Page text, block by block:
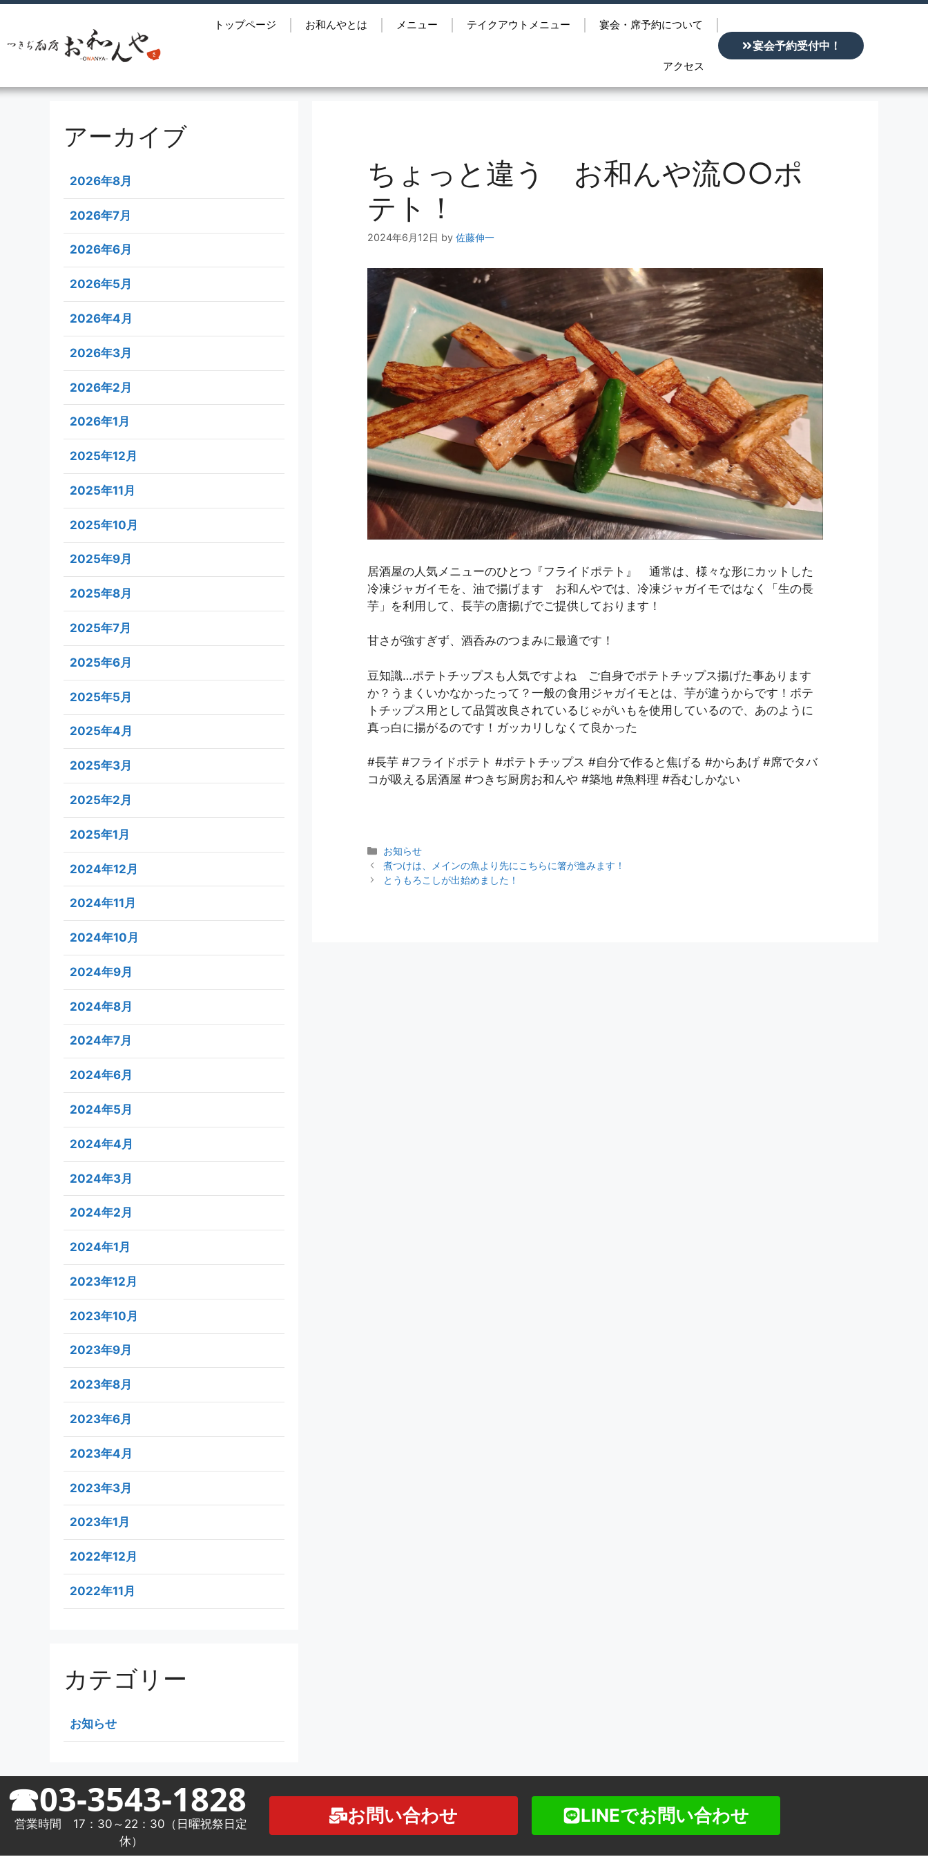
トップページ お和んやとは メニュー テイクアウトメニュー 宴会・席予約について
アクセス
宴会予約受付中！
ちょっと違う お和んや流○○ポ
テト！
2024年6月12日 by 佐藤伸一
居酒屋の人気メニューのひとつ『フライドポテト』 通常は、様々な形にカットした
冷凍ジャガイモを、油で揚げます お和んやでは、冷凍ジャガイモではなく「生の長
芋」を利用して、長芋の唐揚げでご提供しております！
甘さが強すぎず、酒呑みのつまみに最適です！
豆知識…ポテトチップスも人気ですよね ご自身でポテトチップス揚げた事あります
か？うまくいかなかったって？一般の食用ジャガイモとは、芋が違うからです！ポテ
トチップス用として品質改良されているじゃがいもを使用しているので、あのように
真っ白に揚がるのです！ガッカリしなくて良かった
#長芋 #フライドポテト #ポテトチップス #自分で作ると焦げる #からあげ #席でタバ
コが吸える居酒屋 #つきぢ厨房お和んや #築地 #魚料理 #呑むしかない
お知らせ
煮つけは、メインの魚より先にこちらに箸が進みます！
とうもろこしが出始めました！
アーカイブ
2026年8月
2026年7月
2026年6月
2026年5月
2026年4月
2026年3月
2026年2月
2026年1月
2025年12月
2025年11月
2025年10月
2025年9月
2025年8月
2025年7月
2025年6月
2025年5月
2025年4月
2025年3月
2025年2月
2025年1月
2024年12月
2024年11月
2024年10月
2024年9月
2024年8月
2024年7月
2024年6月
2024年5月
2024年4月
2024年3月
2024年2月
2024年1月
2023年12月
2023年10月
2023年9月
2023年8月
2023年6月
2023年4月
2023年3月
2023年1月
2022年12月
2022年11月
カテゴリー
お知らせ
☎03-3543-1828
営業時間 17：30～22：30（日曜祝祭日定
休）
お問い合わせ LINEでお問い合わせ